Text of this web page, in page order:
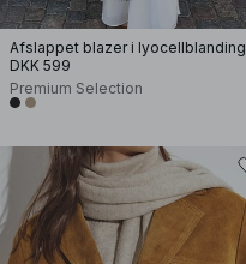
Afslappet blazer i lyocellblanding
DKK 599
Premium Selection